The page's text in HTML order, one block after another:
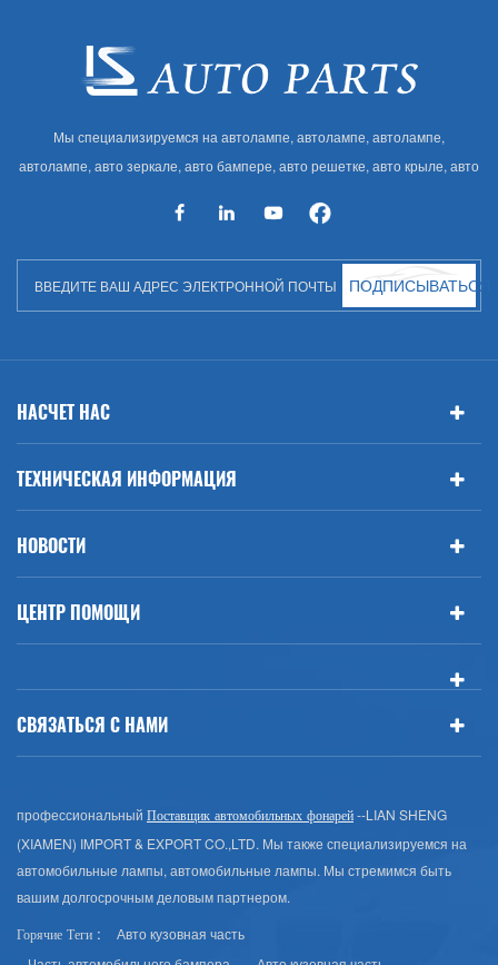
Мы специализируемся на автолампе, автолампе, автолампе,
автолампе, авто зеркале, авто бампере, авто решетке, авто крыле, авто
автозапчастей для Audi, VW, Benz, BMW
ПОДПИСЫВАТЬСЯ
НАСЧЕТ НАС
ТЕХНИЧЕСКАЯ ИНФОРМАЦИЯ
НОВОСТИ
ЦЕНТР ПОМОЩИ
СВЯЗАТЬСЯ С НАМИ
профессиональный Поставщик автомобильных фонарей--LIAN SHENG
(XIAMEN) IMPORT & EXPORT CO.,LTD. Мы также специализируемся на
автомобильные лампы, автомобильные лампы. Мы стремимся быть
вашим долгосрочным деловым партнером.
Горячие Теги :
Авто кузовная часть